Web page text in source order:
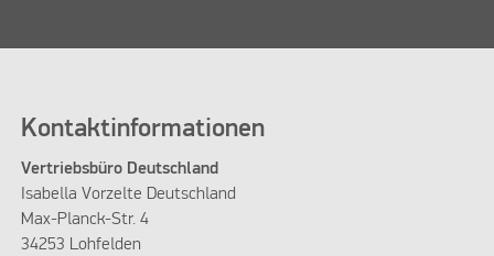
Kontaktinformationen
Vertriebsbüro Deutschland
Isabella Vorzelte Deutschland
Max-Planck-Str. 4
34253 Lohfelden